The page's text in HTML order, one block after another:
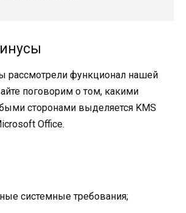
рассмотрели функционал нашей
поговорим о том, какими
сторонами выделяется KMS
Office.
системные требования;